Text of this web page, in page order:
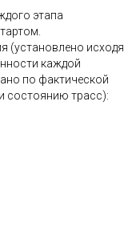
этапа
(установлено исходя
каждой
по фактической
состоянию трасс):